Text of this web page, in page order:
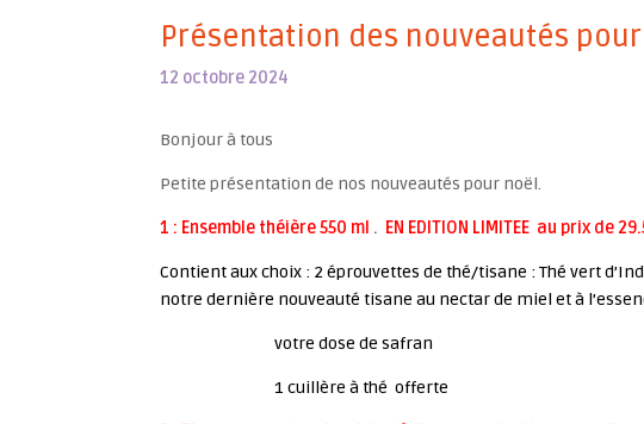
Présentation des nouveautés pour
12 octobre 2024
Bonjour à tous
Petite présentation de nos nouveautés pour noël.
1 : Ensemble théière 550 ml . EN EDITION LIMITEE au prix de
Contient aux choix : 2 éprouvettes de thé/tisane : Thé vert
notre dernière nouveauté tisane au nectar de miel et à
votre dose de safran
1 cuillère à thé offerte